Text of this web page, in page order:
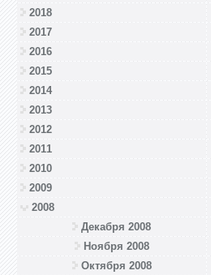
2018
2017
2016
2015
2014
2013
2012
2011
2010
2009
2008
Декабря 2008
Ноября 2008
Октября 2008